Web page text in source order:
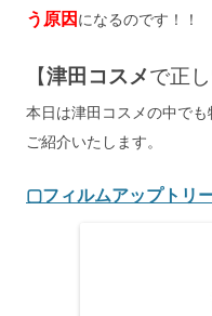
う原因 になるのです！！
【津田コスメで正
本日は津田コスメの中でも
ご紹介いたします。
▢フィルムアップトリ